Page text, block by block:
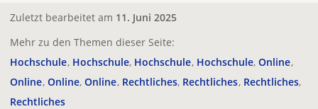
Zuletzt bearbeitet am 11. Juni 2025
Mehr zu den Themen dieser Seite:
Hochschule Hochschule Hochschule Hochschule Online
Online Online Online Rechtliches Rechtliches Rechtliches
Rechtliches